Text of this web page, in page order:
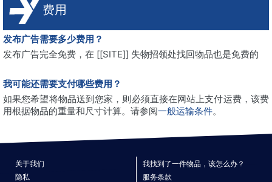
费用
发布广告需要多少费用？
发布广告完全免费，在 [[SITE]] 失物招领处找回物品也是免费的
我可能还需要支付哪些费用？
如果您希望将物品送到您家，则必须直接在网站上支付运费，该费
用根据物品的重量和尺寸计算。请参阅一般运输条件。
关于我们
我找到了一件物品，该怎么办？
隐私
服务条款